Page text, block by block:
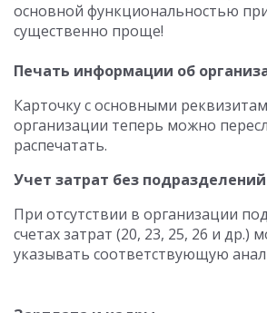
основной функциональностью
существенно проще!
Печать информации об
Карточку с основными
организации теперь можно
распечатать.
Учет затрат без подразделений
При отсутствии в организации
счетах затрат (20, 23, 25, 26 и др.)
указывать соответствующую